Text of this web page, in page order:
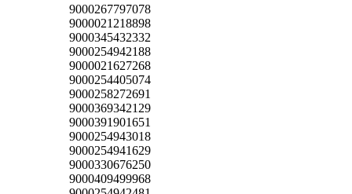
9000267797078
9000021218898
9000345432332
9000254942188
9000021627268
9000254405074
9000258272691
9000369342129
9000391901651
9000254943018
9000254941629
9000330676250
9000409499968